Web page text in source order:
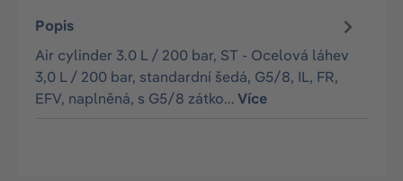
Popis
Air cylinder 3.0 L / 200 bar, ST - Ocelová láhev
3,0 L / 200 bar, standardní šedá, G5/8, IL, FR,
EFV, naplněná, s G5/8 zátko…Více